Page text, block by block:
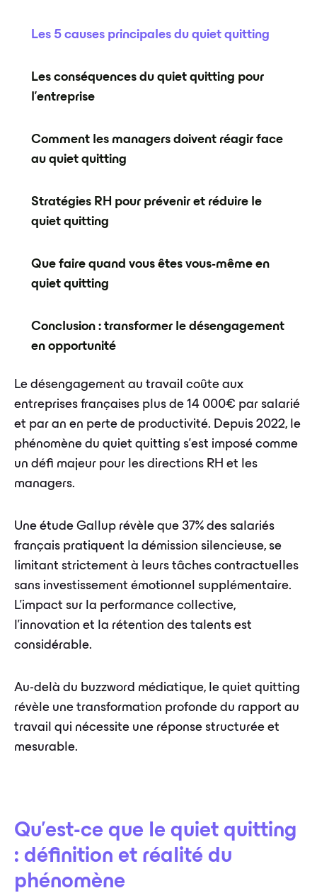
Le désengagement au travail coûte aux
entreprises françaises plus de 14 000€ par salarié
et par an en perte de productivité. Depuis 2022, le
phénomène du quiet quitting s'est imposé comme
un défi majeur pour les directions RH et les
managers.
Une étude Gallup révèle que 37% des salariés
français pratiquent la démission silencieuse, se
limitant strictement à leurs tâches contractuelles
sans investissement émotionnel supplémentaire.
L'impact sur la performance collective,
l'innovation et la rétention des talents est
considérable.
Au-delà du buzzword médiatique, le quiet quitting
révèle une transformation profonde du rapport au
travail qui nécessite une réponse structurée et
mesurable.
Qu'est-ce que le quiet quitting
: définition et réalité du
phénomène
Les 5 causes principales du quiet quitting
Les conséquences du quiet quitting pour
l'entreprise
Comment les managers doivent réagir face
au quiet quitting
Stratégies RH pour prévenir et réduire le
quiet quitting
Que faire quand vous êtes vous-même en
quiet quitting
Conclusion : transformer le désengagement
en opportunité